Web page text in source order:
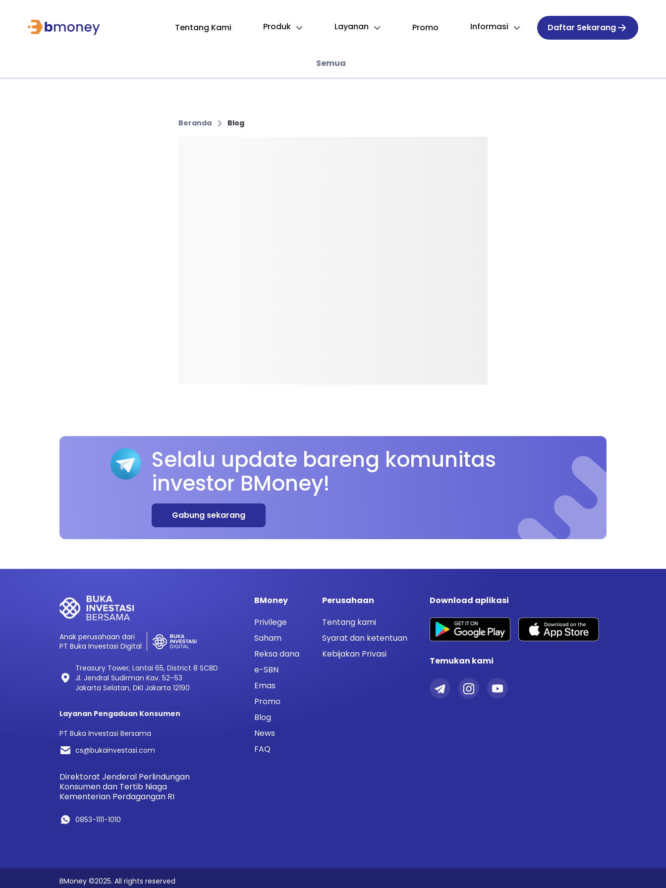
Tentang Kami Produk Layanan Promo Informasi Daftar Sekarang
Semua
Beranda Blog
Selalu update bareng komunitas
investor BMoney!
Gabung sekarang
Anak perusahaan dari
PT Buka Investasi Digital
Treasury Tower, Lantai 65, District 8 SCBD
Jl. Jendral Sudirman Kav. 52–53
Jakarta Selatan, DKI Jakarta 12190
Layanan Pengaduan Konsumen
PT Buka Investasi Bersama
cs@bukainvestasi.com
Direktorat Jenderal Perlindungan
Konsumen dan Tertib Niaga
Kementerian Perdagangan RI
0853-1111-1010
BMoney
Privilege
Saham
Reksa dana
e-SBN
Emas
Promo
Blog
News
FAQ
Perusahaan
Tentang kami
Syarat dan ketentuan
Kebijakan Privasi
Download aplikasi
Temukan kami
BMoney ©2025. All rights reserved